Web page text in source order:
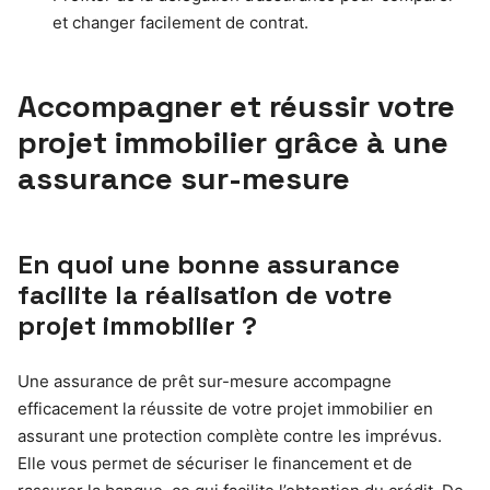
et changer facilement de contrat.
Accompagner et réussir votre
projet immobilier grâce à une
assurance sur-mesure
En quoi une bonne assurance
facilite la réalisation de votre
projet immobilier ?
Une assurance de prêt sur-mesure accompagne
efficacement la réussite de votre projet immobilier en
assurant une protection complète contre les imprévus.
Elle vous permet de sécuriser le financement et de